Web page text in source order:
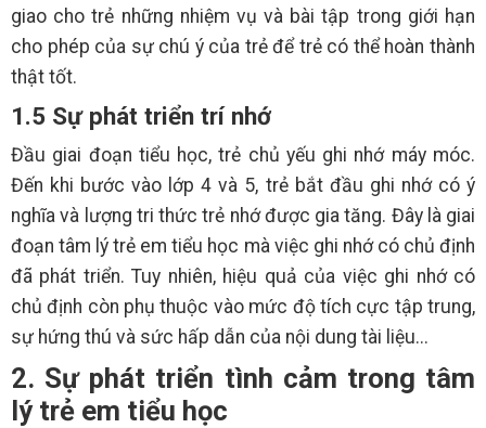
giao cho trẻ những nhiệm vụ và bài tập trong giới hạn
cho phép của sự chú ý của trẻ để trẻ có thể hoàn thành
thật tốt.
1.5 Sự phát triển trí nhớ
Đầu giai đoạn tiểu học, trẻ chủ yếu ghi nhớ máy móc.
Đến khi bước vào lớp 4 và 5, trẻ bắt đầu ghi nhớ có ý
nghĩa và lượng tri thức trẻ nhớ được gia tăng. Đây là giai
đoạntâm lý trẻ em tiểu học mà việc ghi nhớ có chủ định
đã phát triển. Tuy nhiên, hiệu quả của việc ghi nhớ có
chủ định còn phụ thuộc vào mức độ tích cực tập trung,
sự hứng thú và sức hấp dẫn của nội dung tài liệu...
2. Sự phát triển tình cảm trong tâm
lý trẻ em tiểu học